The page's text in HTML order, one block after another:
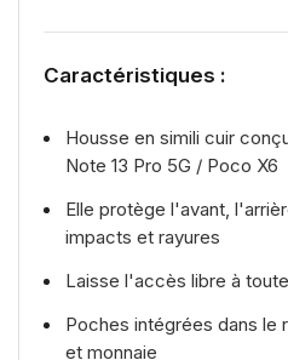
Caractéristiques :
Housse en simili cuir
Note 13 Pro 5G / Poco X6
Elle protège l'avant,
impacts et rayures
Laisse l'accès libre à
Poches intégrées dans le
et monnaie